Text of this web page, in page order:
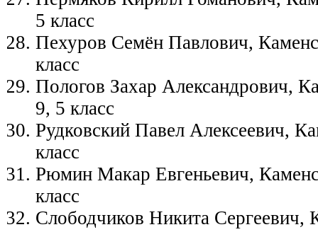
5 класс
Пехуров Семён Павлович,
класс
Пологов Захар Александрович,
9, 5 класс
Рудковский Павел Алексеевич,
класс
Рюмин Макар Евгеньевич,
класс
Слободчиков Никита